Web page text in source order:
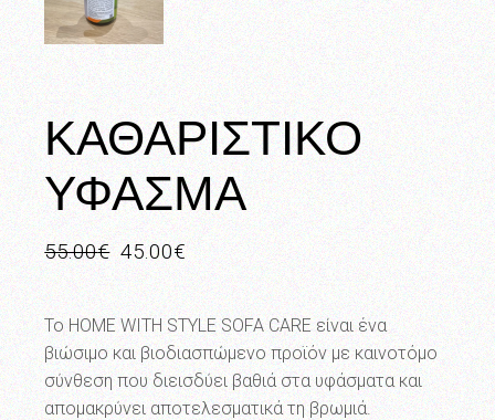
ΚΑΘΑΡΙΣΤΙΚΟ
ΥΦΑΣΜΑ
55.00€
Original
price
was:
55.00€.
45.00€
Η
τρέχουσα
τιμή
είναι:
45.00€.
Το HOME WITH STYLE SOFA CARE είναι ένα
βιώσιμο και βιοδιασπώμενο προϊόν με καινοτόμο
σύνθεση που διεισδύει βαθιά στα υφάσματα και
απομακρύνει αποτελεσματικά τη βρωμιά.